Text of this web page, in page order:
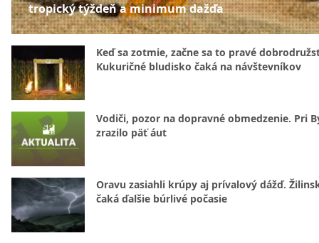
tropický týždeň a minimum dažďa
Keď sa zotmie, začne sa to pravé
Kukuričné bludisko čaká na návštevníkov
Vodiči, pozor na dopravné obmedzenie. Pri
zrazilo päť áut
Oravu zasiahli krúpy aj prívalový dážď.
čaká ďalšie búrlivé počasie